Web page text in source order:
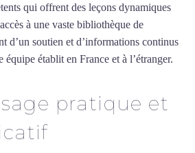
qui offrent des leçons dynamiques
à une vaste bibliothèque de
d’un soutien et d’informations continus
équipe établit en France et à l’étranger.
pratique et